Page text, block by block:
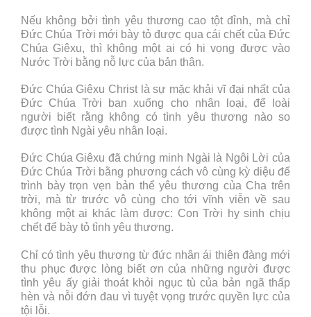
Nếu không bởi tình yêu thương cao tột đỉnh, mà chỉ
Đức Chúa Trời mới bày tỏ được qua cái chết của Đức
Chúa Giêxu, thì không một ai có hi vọng được vào
Nước Trời bằng nỗ lực của bản thân.
Đức Chúa Giêxu Christ là sự mặc khải vĩ đại nhất của
Đức Chúa Trời ban xuống cho nhân loại, để loài
người biết rằng không có tình yêu thương nào so
được tình Ngài yêu nhân loại.
Đức Chúa Giêxu đã chứng minh Ngài là Ngôi Lời của
Đức Chúa Trời bằng phương cách vô cùng kỳ diệu để
trình bày trọn vẹn bản thể yêu thương của Cha trên
trời, mà từ trước vô cùng cho tới vĩnh viễn về sau
không một ai khác làm được: Con Trời hy sinh chịu
chết để bày tỏ tình yêu thương.
Chỉ có tình yêu thương từ đức nhân ái thiên đàng mới
thu phục được lòng biết ơn của những người được
tình yêu ấy giải thoát khỏi ngục tù của bản ngã thấp
hèn và nỗi đớn đau vì tuyệt vọng trước quyền lực của
tội lỗi.